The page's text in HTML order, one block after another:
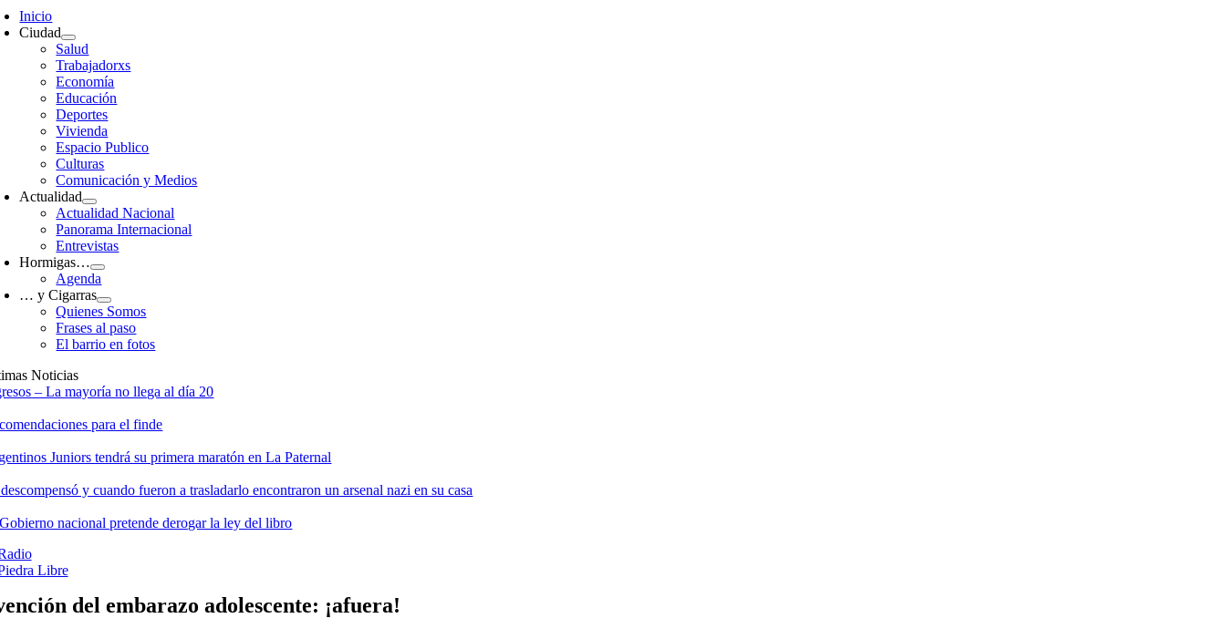
Inicio
Ciudad
Salud
Trabajadorxs
Economía
Educación
Deportes
Vivienda
Espacio Publico
Culturas
Comunicación y Medios
Actualidad
Actualidad Nacional
Panorama Internacional
Entrevistas
Hormigas…
Agenda
… y Cigarras
Quienes Somos
Frases al paso
El barrio en fotos
Noticias
– La mayoría no llega al día 20
para el finde
Juniors tendrá su primera maratón en La Paternal
y cuando fueron a trasladarlo encontraron un arsenal nazi en su casa
nacional pretende derogar la ley del libro
Libre
del embarazo adolescente: ¡afuera!